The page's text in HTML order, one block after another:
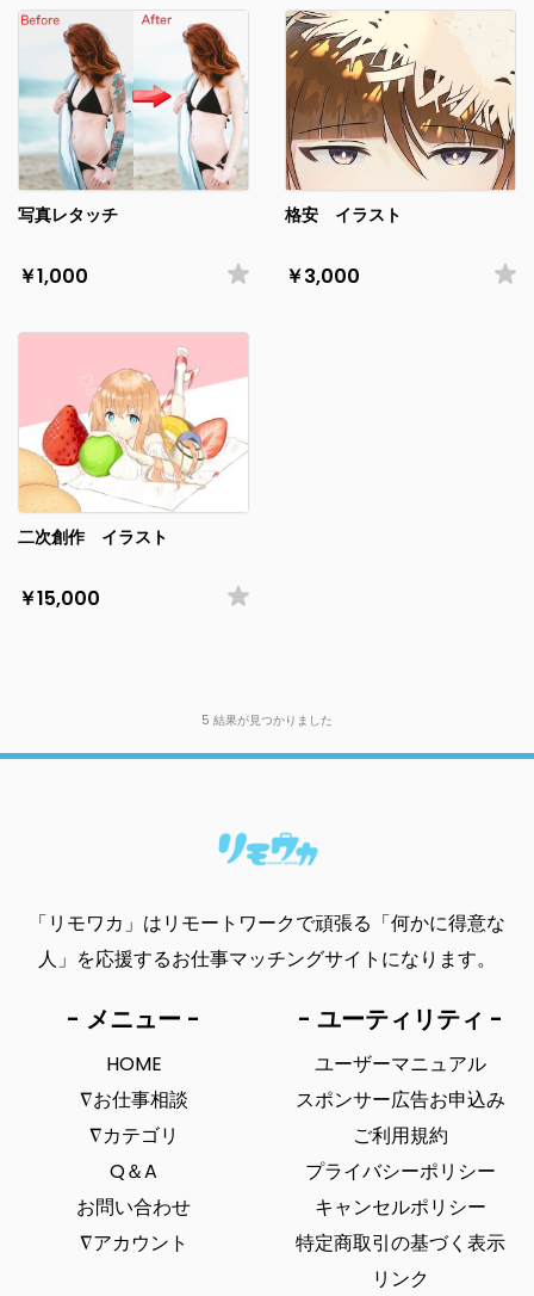
写真レタッチ
￥1,000
格安 イラスト
￥3,000
二次創作 イラスト
￥15,000
5 結果が見つかりました
「リモワカ」はリモートワークで頑張る「何かに得意な
人」を応援するお仕事マッチングサイトになります。
- メニュー -
HOME
∇お仕事相談
∇カテゴリ
Q＆A
お問い合わせ
∇アカウント
- ユーティリティ -
ユーザーマニュアル
スポンサー広告お申込み
ご利用規約
プライバシーポリシー
キャンセルポリシー
特定商取引の基づく表示
リンク